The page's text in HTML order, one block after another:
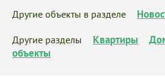
Другие объекты в разделе
Другие разделы Квартиры
объекты